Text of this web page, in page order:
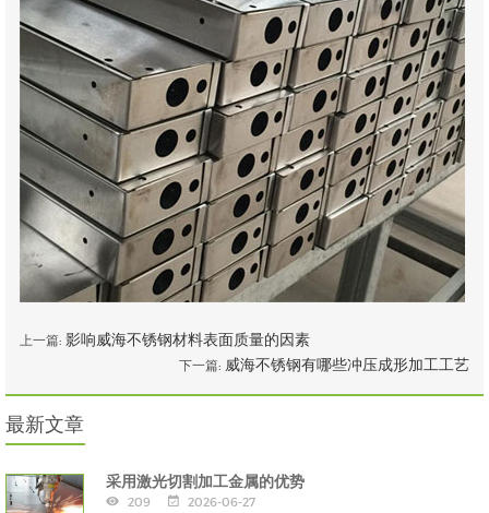
上一篇: 影响威海不锈钢材料表面质量的因素
下一篇: 威海不锈钢有哪些冲压成形加工工艺
最新文章
采用激光切割加工金属的优势
209
2026-06-27